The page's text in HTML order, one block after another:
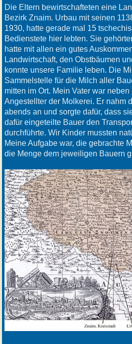
Die Eltern bewirtschafteten eine
Bezirk Znaim. Urbau mit seinen
1930, hatte gerade mal 15
Bedienstete hier lebten. Sie
hatte mit allen ein gutes
Landwirtschaft, den Obstbäumen
konnte unsere Familie leben. Die
Sammelstelle für die Milch aller
mitten im Ort. Mein Vater war
Angestellter der Molkerei. Er nahm
abends an und sorgte dafür, dass
dafür eingeteilte Bauer den
durchführte. Wir Kinder mussten
Meine Aufgabe war, die gebrachte
die Menge dem jeweiligen Bauern